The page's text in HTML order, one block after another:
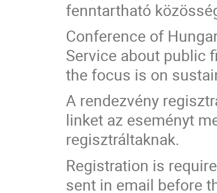
fenntartható
Conference of
Service about public
the focus is on
A rendezvény
linket az eseményt
regisztráltaknak.
Registration is
sent in email before